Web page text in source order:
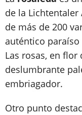
de la Lichtentaler
de más de 200
auténtico paraíso
Las rosas, en
deslumbrante
embriagador.
Otro punto